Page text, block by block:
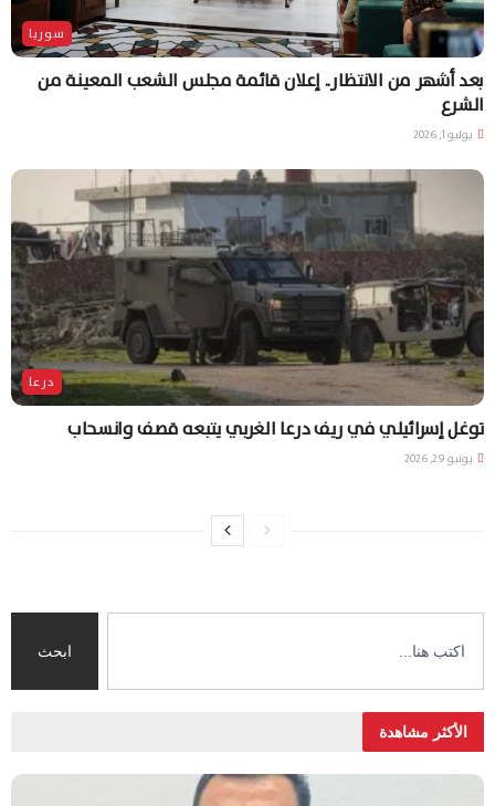
سوريا
بعد أشهر من الانتظار.. إعلان قائمة مجلس الشعب المعينة من
الشرع
يوليو 1, 2026
درعا
توغل إسرائيلي في ريف درعا الغربي يتبعه قصف وانسحاب
يونيو 29, 2026
ابحث
الأكثر مشاهدة